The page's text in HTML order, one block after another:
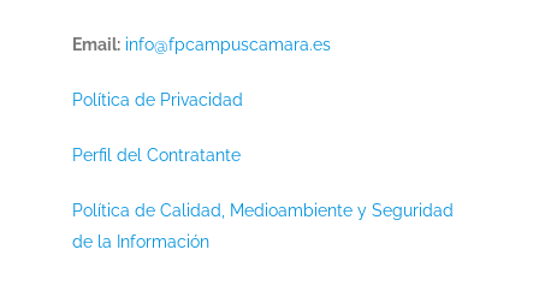
Email: info@fpcampuscamara.es
Política de Privacidad
Perfil del Contratante
Política de Calidad, Medioambiente y Seguridad
de la Información